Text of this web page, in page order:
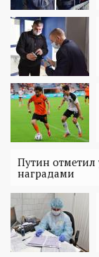
Путин отметил
наградами